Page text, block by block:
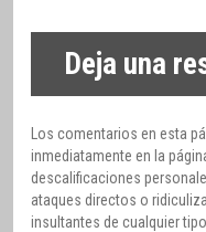
Deja una
Los comentarios en esta
inmediatamente en la
descalificaciones
ataques directos o
insultantes de cualquier